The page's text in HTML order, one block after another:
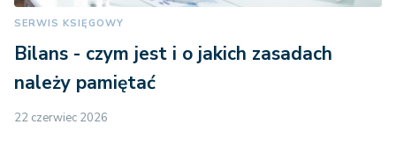
SERWIS KSIĘGOWY
Bilans - czym jest i o jakich zasadach
należy pamiętać
22 czerwiec 2026